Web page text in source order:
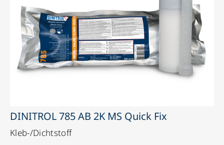
DINITROL 785 AB 2K MS Quick Fix
Kleb-/Dichtstoff